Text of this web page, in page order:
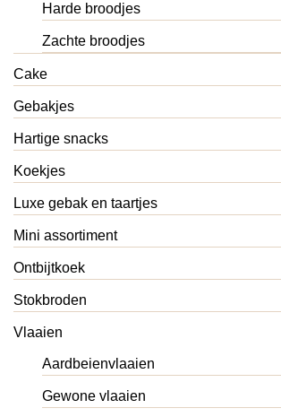
Harde broodjes
Zachte broodjes
Cake
Gebakjes
Hartige snacks
Koekjes
Luxe gebak en taartjes
Mini assortiment
Ontbijtkoek
Stokbroden
Vlaaien
Aardbeienvlaaien
Gewone vlaaien